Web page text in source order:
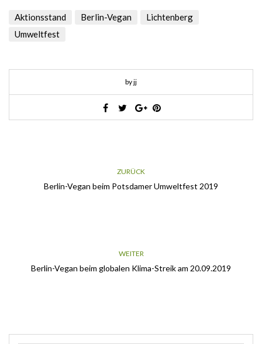
Aktionsstand Berlin-Vegan
Lichtenberg
Umweltfest
by jj
ZURÜCK
Berlin-Vegan beim Potsdamer Umweltfest 2019
WEITER
Berlin-Vegan beim globalen Klima-Streik am 20.09.2019